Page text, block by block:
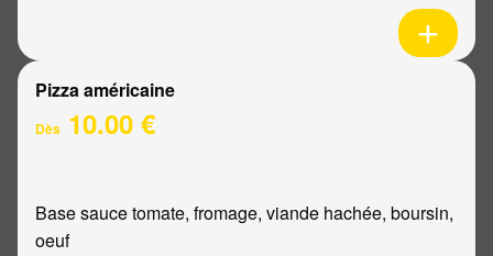
Pizza américaine
Dès 10.00 €
Base sauce tomate, fromage, viande hachée, boursin,
oeuf